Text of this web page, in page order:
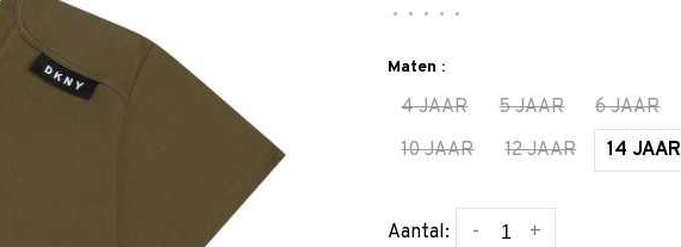
• • • • •
Maten :
4 JAAR 5 JAAR 6 JAAR
10 JAAR
12 JAAR 14 JAAR
Aantal: +
-